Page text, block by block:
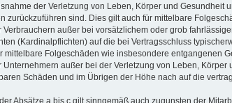
der Verletzung von Leben, Körper und
zurückzuführen sind. Dies gilt auch für mittelbare
außer bei vorsätzlichem oder grob
(Kardinalpflichten) auf die bei Vertragsschluss
mittelbare Folgeschäden wie insbesondere entgangenen
außer bei der Verletzung von Leben,
Schäden und im Übrigen der Höhe nach auf die
Absätze a bis c gilt sinngemäß auch zugunsten der